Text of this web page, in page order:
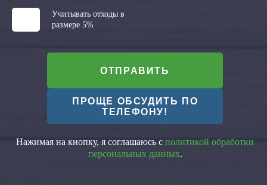
Учитывать отходы в
размере 5%
ОТПРАВИТЬ
ПРОЩЕ ОБСУДИТЬ ПО
ТЕЛЕФОНУ!
Нажимая на кнопку, я соглашаюсь с политикой обработки
персональных данных.